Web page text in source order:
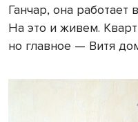
Ганчар, она
На это и живем.
но главное — Витя